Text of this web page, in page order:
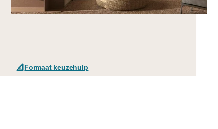
Formaat keuzehulp